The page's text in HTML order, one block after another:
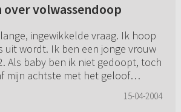
over volwassendoop
ingewikkelde vraag. Ik hoop
uit wordt. Ik ben een jonge vrouw
Als baby ben ik niet gedoopt, toch
mijn achtste met het geloof
15-04-2004